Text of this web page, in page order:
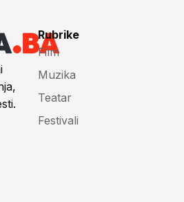
Rubrike
Film
Muzika
Teatar
Festivali